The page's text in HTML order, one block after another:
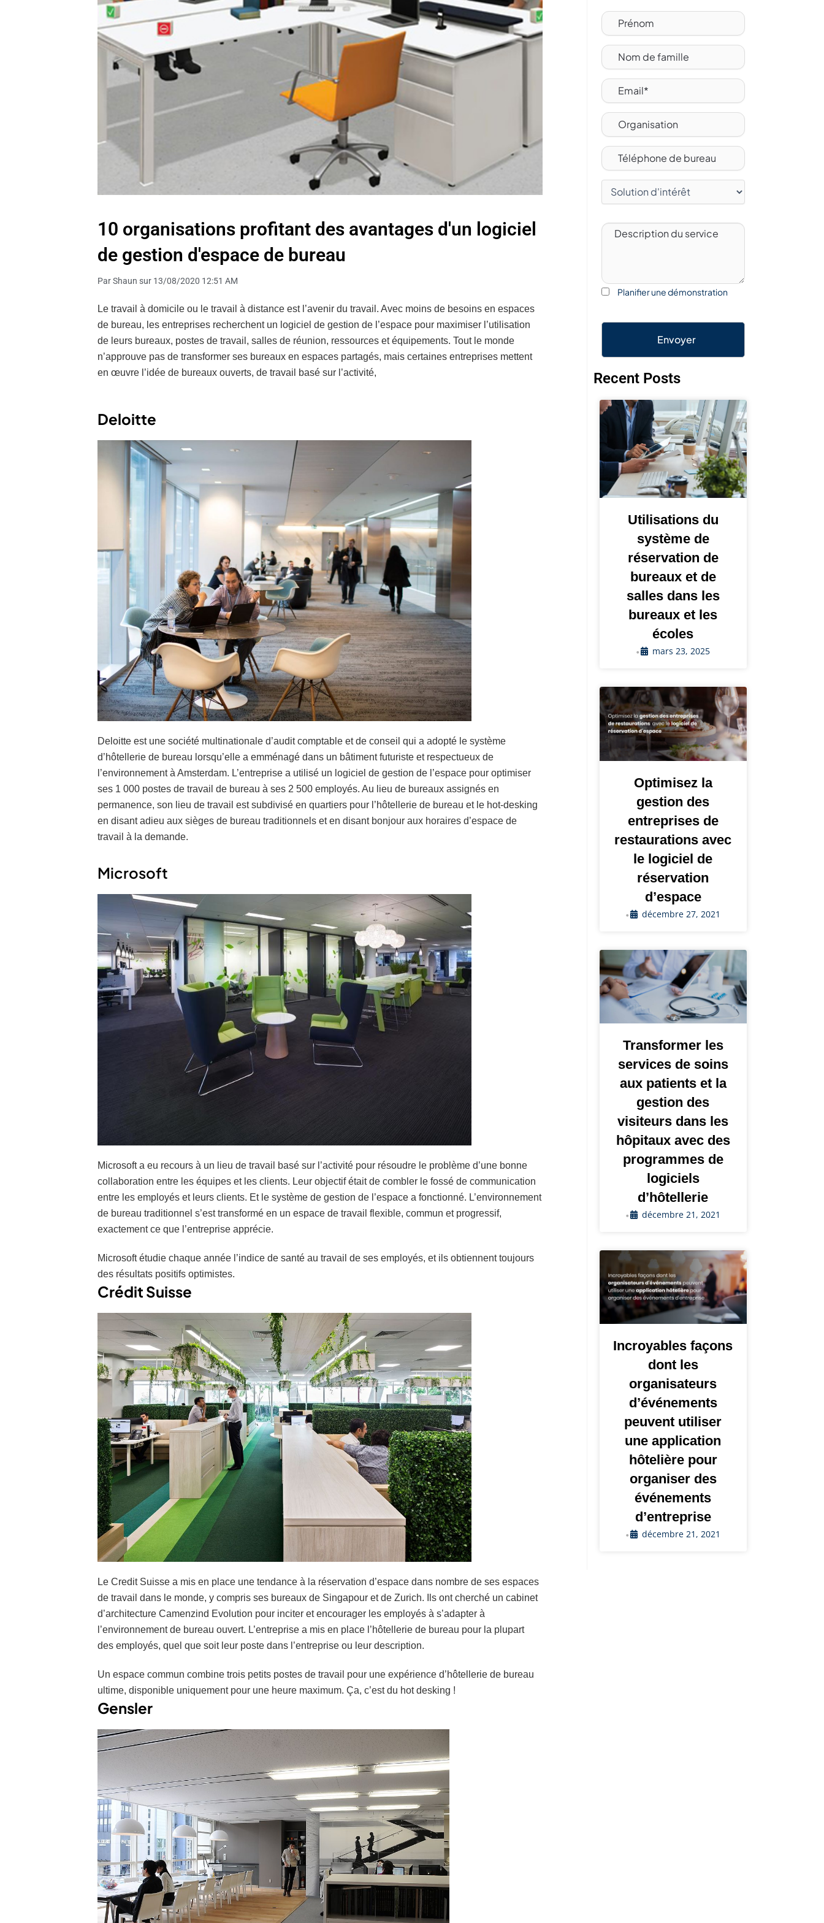
Contacter les Ventes
10 organisations profitant des avantages d'un logiciel
de gestion d'espace de bureau
Par Shaun sur 13/08/2020 12:51 AM
Le travail à domicile ou le travail à distance est l’avenir du travail. Avec moins de besoins en espaces
de bureau, les entreprises recherchent un logiciel de gestion de l’espace pour maximiser l’utilisation
de leurs bureaux, postes de travail, salles de réunion, ressources et équipements. Tout le monde
n’approuve pas de transformer ses bureaux en espaces partagés, mais certaines entreprises mettent
en œuvre l’idée de bureaux ouverts, de travail basé sur l’activité,
Deloitte
Deloitte est une société multinationale d’audit comptable et de conseil qui a adopté le système
d’hôtellerie de bureau lorsqu’elle a emménagé dans un bâtiment futuriste et respectueux de
l’environnement à Amsterdam. L’entreprise a utilisé un logiciel de gestion de l’espace pour optimiser
ses 1 000 postes de travail de bureau à ses 2 500 employés. Au lieu de bureaux assignés en
permanence, son lieu de travail est subdivisé en quartiers pour l’hôtellerie de bureau et le hot-desking
en disant adieu aux sièges de bureau traditionnels et en disant bonjour aux horaires d’espace de
travail à la demande.
Microsoft
Microsoft a eu recours à un lieu de travail basé sur l’activité pour résoudre le problème d’une bonne
collaboration entre les équipes et les clients. Leur objectif était de combler le fossé de communication
entre les employés et leurs clients. Et le système de gestion de l’espace a fonctionné. L’environnement
de bureau traditionnel s’est transformé en un espace de travail flexible, commun et progressif,
exactement ce que l’entreprise apprécie.
Microsoft étudie chaque année l’indice de santé au travail de ses employés, et ils obtiennent toujours
des résultats positifs optimistes.
Crédit Suisse
Le Credit Suisse a mis en place une tendance à la réservation d’espace dans nombre de ses espaces
de travail dans le monde, y compris ses bureaux de Singapour et de Zurich. Ils ont cherché un cabinet
d’architecture Camenzind Evolution pour inciter et encourager les employés à s’adapter à
l’environnement de bureau ouvert. L’entreprise a mis en place l’hôtellerie de bureau pour la plupart
des employés, quel que soit leur poste dans l’entreprise ou leur description.
Un espace commun combine trois petits postes de travail pour une expérience d’hôtellerie de bureau
ultime, disponible uniquement pour une heure maximum. Ça, c’est du hot desking !
Gensler
Planifier une démonstration
Envoyer
Recent Posts
Utilisations du
système de
réservation de
bureaux et de
salles dans les
bureaux et les
écoles
• mars 23, 2025
Optimisez la
gestion des
entreprises de
restaurations avec
le logiciel de
réservation
d’espace
• décembre 27, 2021
Transformer les
services de soins
aux patients et la
gestion des
visiteurs dans les
hôpitaux avec des
programmes de
logiciels
d’hôtellerie
• décembre 21, 2021
Incroyables façons
dont les
organisateurs
d’événements
peuvent utiliser
une application
hôtelière pour
organiser des
événements
d’entreprise
• décembre 21, 2021